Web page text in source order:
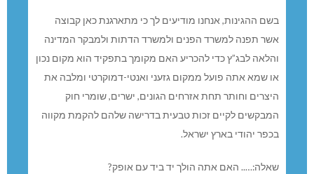
ההגינות, אנחנו מודיעים לך כי מתארגנת כאן קבוצה
תפנה למשרד הפנים ולמשרד הדתות ולמבקר המדינה
לבג”ץ כדי להכריע האם מקומך בתפקיד הוא מקום נכון
שמא אתה פועל ממקום גזעני ואנטי-דמוקרטי ומלבה את
וחותר תחת אזרחים הגונים, ישרים, שומרי חוק
לקיים זכות טבעית בדרישה שלהם להקמת מקווה
יהודי בארץ ישראל.
האם אתה הולך יד ביד עם אופק?